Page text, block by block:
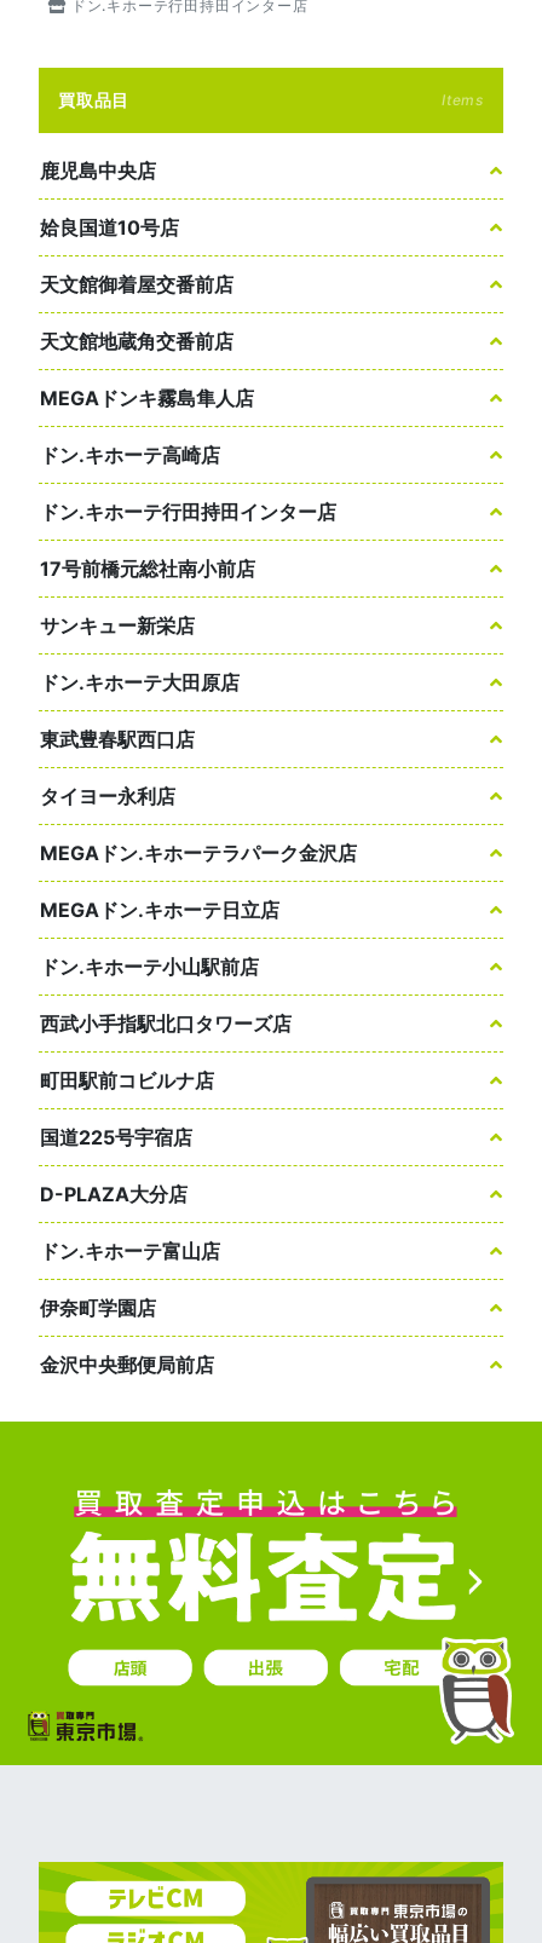
ドン.キホーテ行田持田インター店
買取品目 Items
鹿児島中央店
姶良国道10号店
天文館御着屋交番前店
天文館地蔵角交番前店
MEGAドンキ霧島隼人店
ドン.キホーテ高崎店
ドン.キホーテ行田持田インター店
17号前橋元総社南小前店
サンキュー新栄店
ドン.キホーテ大田原店
東武豊春駅西口店
タイヨー永利店
MEGAドン.キホーテラパーク金沢店
MEGAドン.キホーテ日立店
ドン.キホーテ小山駅前店
西武小手指駅北口タワーズ店
町田駅前コビルナ店
国道225号宇宿店
D-PLAZA大分店
ドン.キホーテ富山店
伊奈町学園店
金沢中央郵便局前店